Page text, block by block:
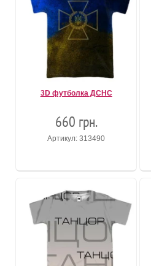
3D футболка ДСНС
660 грн.
Артикул: 313490